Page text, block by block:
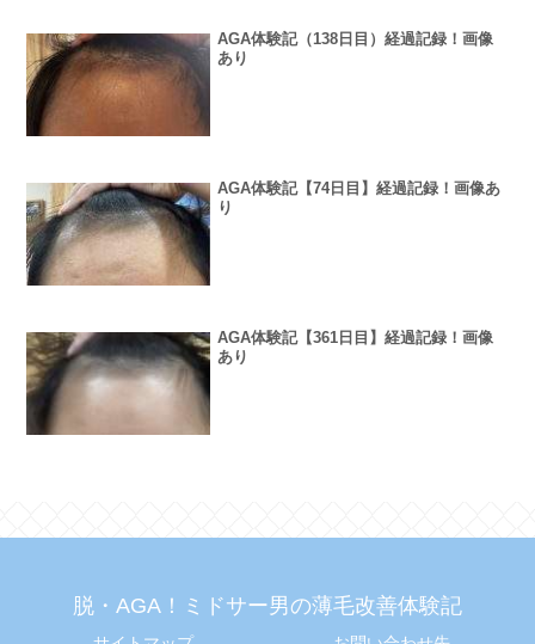
AGA体験記（138日目）経過記録！画像
あり
AGA体験記【74日目】経過記録！画像あ
り
AGA体験記【361日目】経過記録！画像
あり
脱・AGA！ミドサー男の薄毛改善体験記